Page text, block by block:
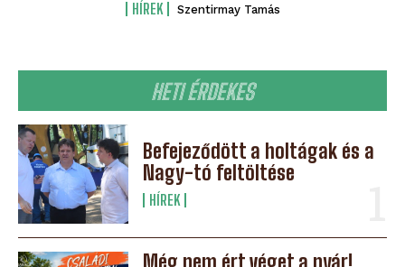
HETI ÉRDEKES
Befejeződött a holtágak és a
Nagy-tó feltöltése
HÍREK
Még nem ért véget a nyár!
HÍREK Szentirmay Tamás